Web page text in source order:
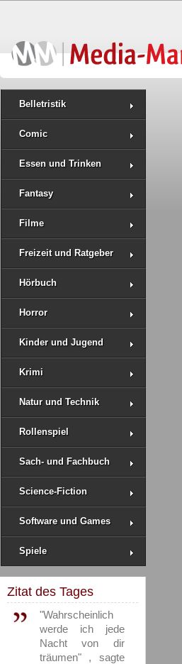
Belletristik
Comic
Essen und Trinken
Fantasy
Filme
Freizeit und Ratgeber
Hörbuch
Horror
Kinder und Jugend
Krimi
Natur und Technik
Rollenspiel
Sach- und Fachbuch
Science-Fiction
Software und Games
Spiele
Zitat des Tages
"Wahrscheinlich
werde ich jede
Nacht von dir
träumen" , sagte